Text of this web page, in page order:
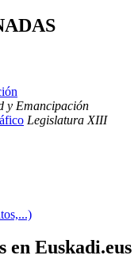
y Emancipación
Legislatura XIII
en Euskadi.eus